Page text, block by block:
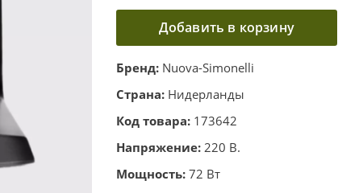
Добавить в корзину
Бренд: Nuova-Simonelli
Страна: Нидерланды
Код товара: 173642
Напряжение: 220 В.
Мощность: 72 Вт